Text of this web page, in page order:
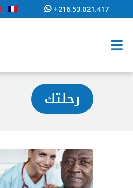
+216.53.021.417
رحلتك